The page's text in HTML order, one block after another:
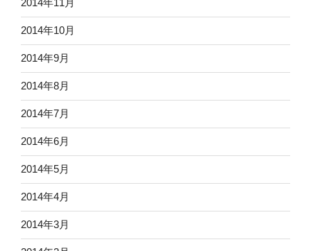
2014年11月
2014年10月
2014年9月
2014年8月
2014年7月
2014年6月
2014年5月
2014年4月
2014年3月